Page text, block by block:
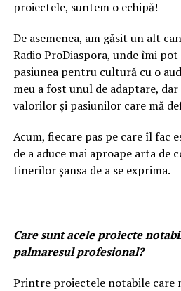
proiectele, suntem o echipă!
De asemenea, am găsit un alt
Radio ProDiaspora, unde îmi
pasiunea pentru cultură cu o
meu a fost unul de adaptare,
valorilor și pasiunilor care mă
Acum, fiecare pas pe care îl fac
de a aduce mai aproape arta de
tinerilor șansa de a se exprima.
Care sunt acele proiecte
palmaresul profesional?
Printre proiectele notabile care